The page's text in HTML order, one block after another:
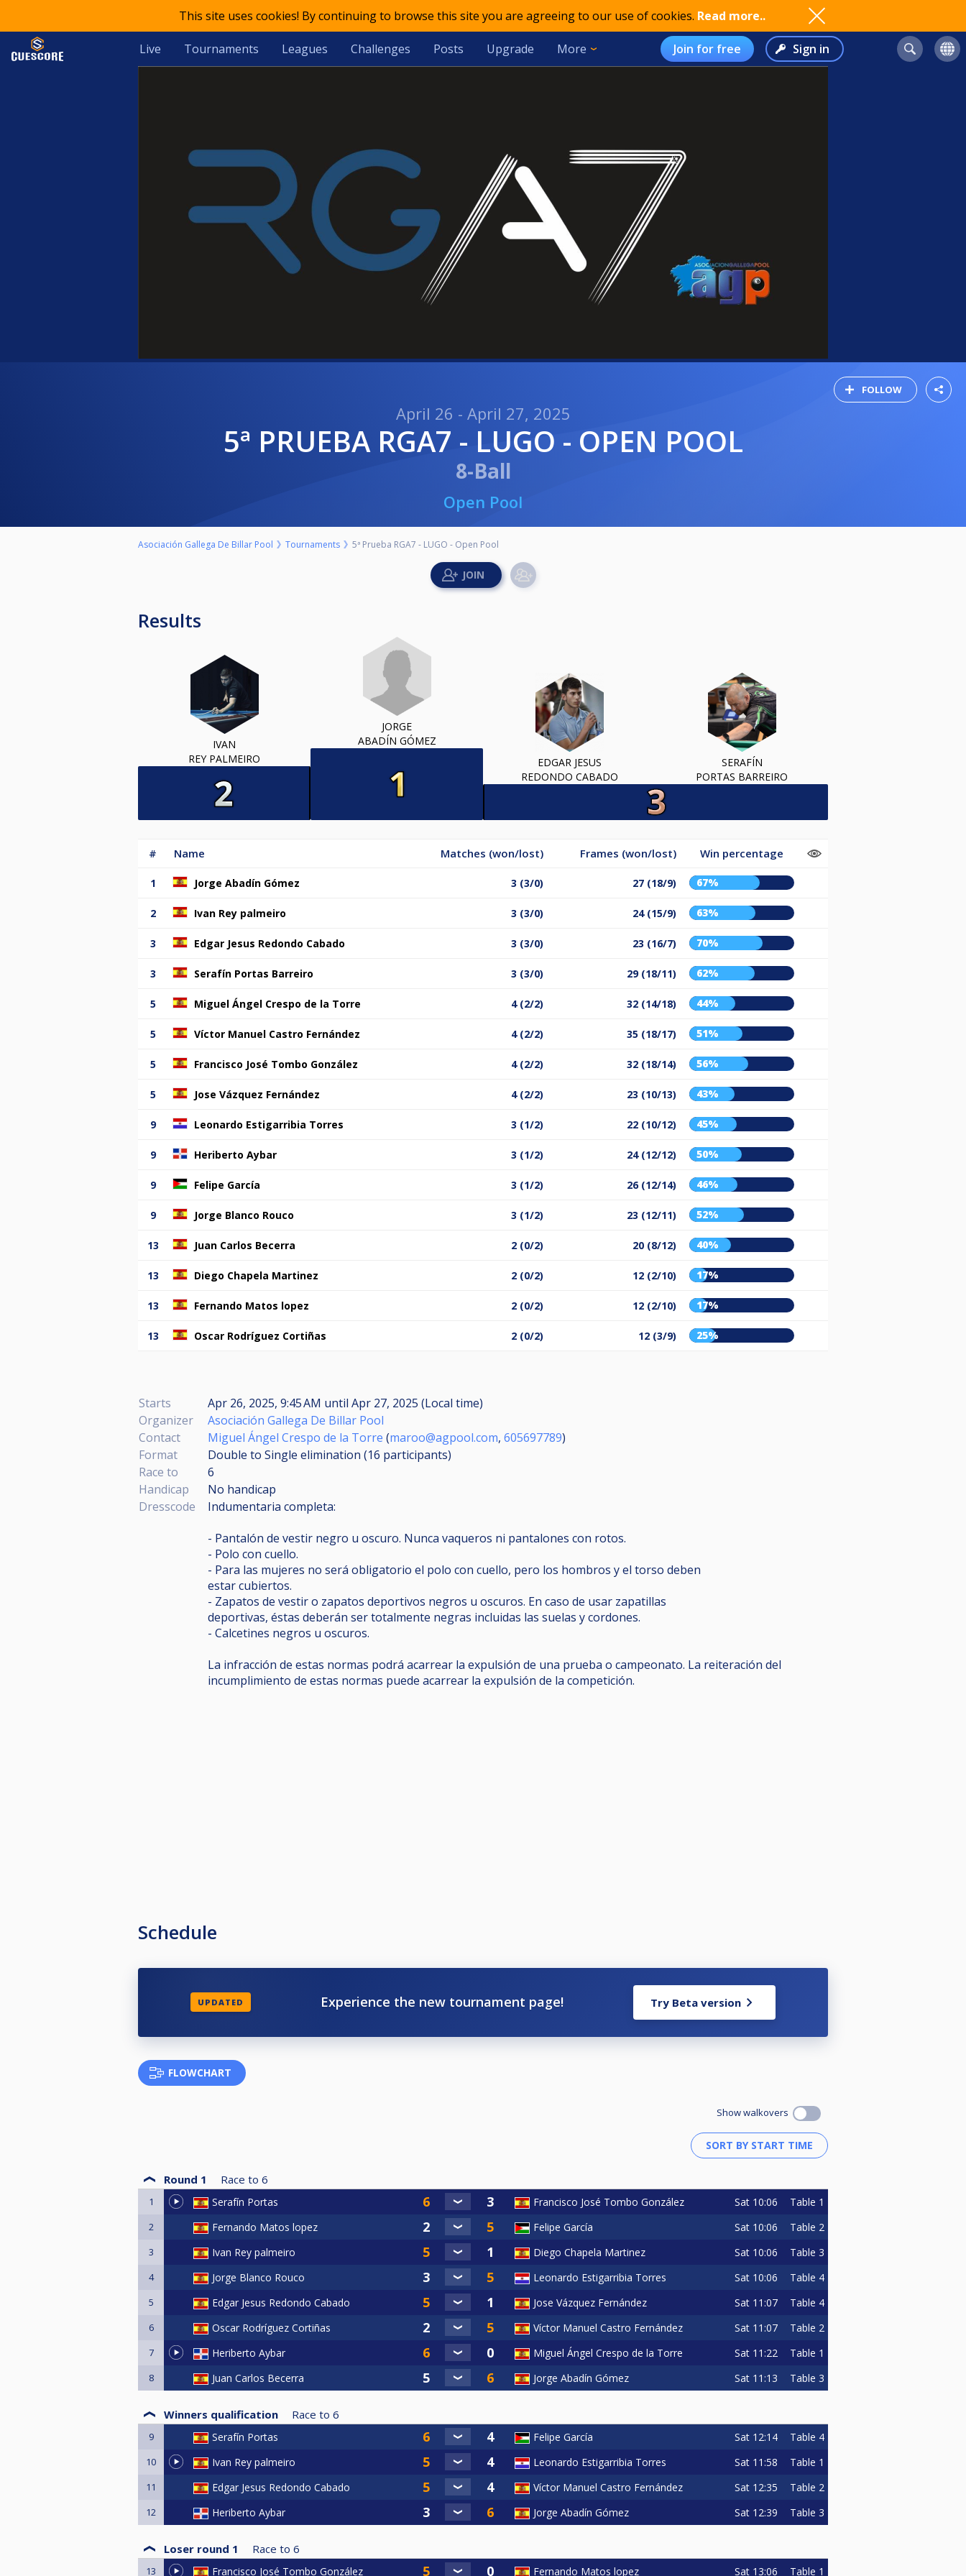
This site uses cookies! By continuing to browse this site you are agreeing to our use of cookies. Read more..
Live Tournaments Leagues Challenges Posts Upgrade More Join for free Sign in
FOLLOW
April 26 - April 27, 2025
5ª PRUEBA RGA7 - LUGO - OPEN POOL
8-Ball
Open Pool
Asociación Gallega De Billar Pool Tournaments 5ª Prueba RGA7 - LUGO - Open Pool
Results
IVAN
REY PALMEIRO
JORGE
ABADÍN GÓMEZ
EDGAR JESUS
REDONDO CABADO
SERAFÍN
PORTAS BARREIRO
# Name Matches (won/lost) Frames (won/lost) Win percentage
1 Jorge Abadín Gómez 3 (3/0) 27 (18/9) 67%
2 Ivan Rey palmeiro 3 (3/0) 24 (15/9) 63%
3 Edgar Jesus Redondo Cabado 3 (3/0) 23 (16/7) 70%
3 Serafín Portas Barreiro 3 (3/0) 29 (18/11) 62%
5 Miguel Ángel Crespo de la Torre 4 (2/2) 32 (14/18) 44%
5 Víctor Manuel Castro Fernández 4 (2/2) 35 (18/17) 51%
5 Francisco José Tombo González 4 (2/2) 32 (18/14) 56%
5 Jose Vázquez Fernández 4 (2/2) 23 (10/13) 43%
9 Leonardo Estigarribia Torres 3 (1/2) 22 (10/12) 45%
9 Heriberto Aybar 3 (1/2) 24 (12/12) 50%
9 Felipe García 3 (1/2) 26 (12/14) 46%
9 Jorge Blanco Rouco 3 (1/2) 23 (12/11) 52%
13 Juan Carlos Becerra 2 (0/2) 20 (8/12) 40%
13 Diego Chapela Martinez 2 (0/2) 12 (2/10) 17%
13 Fernando Matos lopez 2 (0/2) 12 (2/10) 17%
13 Oscar Rodríguez Cortiñas 2 (0/2) 12 (3/9) 25%
Starts Apr 26, 2025, 9:45 AM until Apr 27, 2025 (Local time)
Organizer
Asociación Gallega De Billar Pool
Contact
Miguel Ángel Crespo de la Torre (maroo@agpool.com, 605697789)
Format
Double to Single elimination (16 participants)
Race to
6
Handicap
No handicap
Dresscode
Indumentaria completa:
- Pantalón de vestir negro u oscuro. Nunca vaqueros ni pantalones con rotos.
- Polo con cuello.
- Para las mujeres no será obligatorio el polo con cuello, pero los hombros y el torso deben
estar cubiertos.
- Zapatos de vestir o zapatos deportivos negros u oscuros. En caso de usar zapatillas
deportivas, éstas deberán ser totalmente negras incluidas las suelas y cordones.
- Calcetines negros u oscuros.
La infracción de estas normas podrá acarrear la expulsión de una prueba o campeonato. La reiteración del
incumplimiento de estas normas puede acarrear la expulsión de la competición.
Schedule
UPDATED Experience the new tournament page! Try Beta version
FLOWCHART
Show walkovers
Round 1 Race to 6
1 Serafín Portas Francisco José Tombo González Sat 10:06 Table 1
2 Fernando Matos lopez Felipe García Sat 10:06 Table 2
3 Ivan Rey palmeiro Diego Chapela Martinez Sat 10:06 Table 3
4 Jorge Blanco Rouco Leonardo Estigarribia Torres Sat 10:06 Table 4
5 Edgar Jesus Redondo Cabado Jose Vázquez Fernández Sat 11:07 Table 4
6 Oscar Rodríguez Cortiñas Víctor Manuel Castro Fernández Sat 11:07 Table 2
7 Heriberto Aybar Miguel Ángel Crespo de la Torre Sat 11:22 Table 1
8 Juan Carlos Becerra Jorge Abadín Gómez Sat 11:13 Table 3
Winners qualification Race to 6
9 Serafín Portas Felipe García Sat 12:14 Table 4
10 Ivan Rey palmeiro Leonardo Estigarribia Torres Sat 11:58 Table 1
11 Edgar Jesus Redondo Cabado Víctor Manuel Castro Fernández Sat 12:35 Table 2
12 Heriberto Aybar Jorge Abadín Gómez Sat 12:39 Table 3
Loser round 1 Race to 6
13 Francisco José Tombo González Fernando Matos lopez Sat 13:06 Table 1